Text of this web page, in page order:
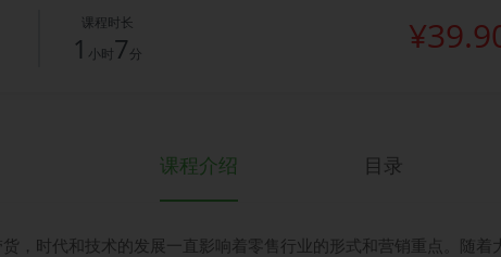
课程时长
1 小时7分
课程介绍 目录
，时代和技术的发展一直影响着零售行业的形式和营销重点。随着